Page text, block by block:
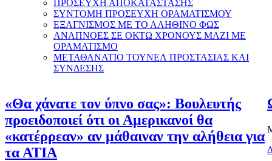
ΠΡΟΣΕΥΧΗ ΑΠΟΚΑΤΑΣΤΑΣΗΣ
ΣΥΝΤΟΜΗ ΠΡΟΣΕΥΧΗ ΟΡΑΜΑΤΙΣΜΟΥ
ΕΞΑΓΝΙΣΜΟΣ ΜΕ ΤΟ ΑΛΗΘΙΝΟ ΦΩΣ
ΑΝΑΠΝΟΕΣ ΣΕ ΟΚΤΩ ΧΡΟΝΟΥΣ ΜΑΖΙ ΜΕ
ΟΡΑΜΑΤΙΣΜΟ
ΜΕΤΑΘΑΝΑΤΙΟ ΤΟΥΝΕΛ ΠΡΟΣΤΑΣΙΑΣ ΚΑΙ
ΣΥΝΔΕΣΗΣ
«Θα χάνατε τον ύπνο σας»: Βουλευτής
προειδοποιεί ότι οι Αμερικανοί θα
«κατέρρεαν» αν μάθαιναν την αλήθεια για
τα ΑΤΙΑ